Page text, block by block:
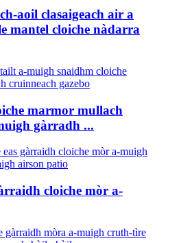
aoil clasaigeach air a
mantel cloiche nàdarra
marmor mullach
gàrradh ...
cloiche mòr a-